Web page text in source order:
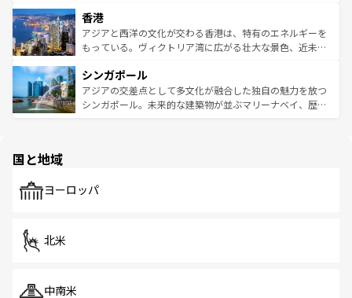
とつ。フォーやバインミー、ベトナムコーヒーなどは、ぜ
ひ現地で味わいたい。どの地域を訪れてもあたたかい人々
が旅行者を迎えてくれるので、きっと忘れられない旅にな
参照してほしい。
の活気が交差している。北部ではチェンマイなどの山岳地
帯で自然と触れ合い、南部ではプーケットやクラビの美し
いビーチでリゾート気分を楽しむことができる。タイ料理
激する。気候は一年中温暖で、どの季節にも異なる楽しみ
が待っている。親しみやすいタイの人々、仏教を中心とし
た文化、そして多様な観光資源が、訪れる旅人を魅了し続
香港
アジアと西洋の文化が交わる香港は、特有のエネルギーを
もっている。ヴィクトリア湾に広がる壮大な景色、近未来
み、どこを訪れても感動するはず。観光スポットが密集し
ており、効率よく見どころを回れるのも魅力。息をのむよ
うな絶景から文化的な体験まで、香港を存分に楽しみ尽く
シンガポール
アジアの交差点として多文化が融合した独自の魅力を放つ
シンガポール。未来的な建築物が並ぶマリーナベイ、歴史
で、ホーカーズは地元の風情を楽しめる外せないスポット
国と地域
ヨーロッパ
北米
中南米